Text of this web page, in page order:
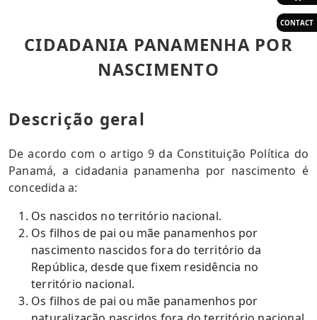
CONTACT
CIDADANIA PANAMENHA POR
NASCIMENTO
Descrição geral
De acordo com o artigo 9 da Constituição Política do
Panamá, a cidadania panamenha por nascimento é
concedida a:
Os nascidos no território nacional.
Os filhos de pai ou mãe panamenhos por
nascimento nascidos fora do território da
República, desde que fixem residência no
território nacional.
Os filhos de pai ou mãe panamenhos por